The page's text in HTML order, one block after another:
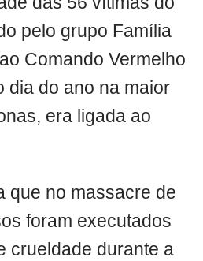
pelo grupo Família
Comando Vermelho
dia do ano na maior
era ligada ao
que no massacre de
foram executados
crueldade durante a